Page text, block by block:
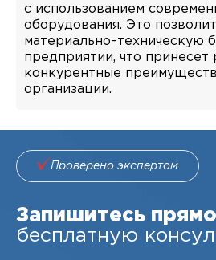
с использованием
оборудования. Это
материально–техническую
предприятии, что принесет
конкурентные
организации.
Проверено экспертом
Запишитесь
бесплатную